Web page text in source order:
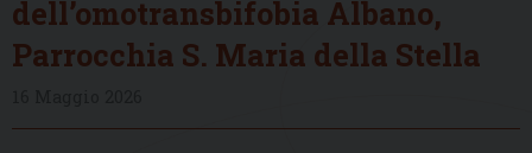
dell’omotransbifobia Albano,
Parrocchia S. Maria della Stella